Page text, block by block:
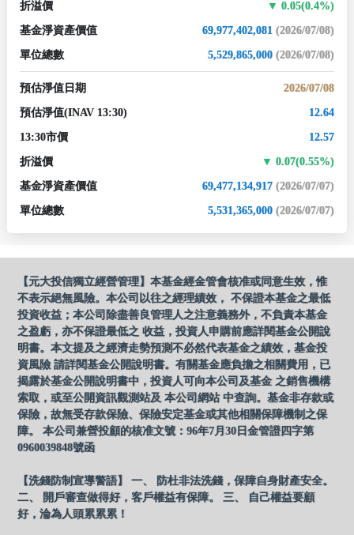
折溢價 0.05(0.4%)
基金淨資產價值 69,977,402,081 (2026/07/08)
單位總數 5,529,865,000 (2026/07/08)
預估淨值日期 2026/07/08
預估淨值(INAV 13:30) 12.64
13:30市價 12.57
折溢價 0.07(0.55%)
基金淨資產價值 69,477,134,917 (2026/07/07)
單位總數 5,531,365,000 (2026/07/07)
【元大投信獨立經營管理】本基金經金管會核准或同意生效，惟
不表示絕無風險。本公司以往之經理績效， 不保證本基金之最低
投資收益；本公司除盡善良管理人之注意義務外，不負責本基金
之盈虧，亦不保證最低之 收益，投資人申購前應詳閱基金公開說
明書。本文提及之經濟走勢預測不必然代表基金之績效，基金投
資風險 請詳閱基金公開說明書。有關基金應負擔之相關費用，已
揭露於基金公開說明書中，投資人可向本公司及基金 之銷售機構
索取，或至公開資訊觀測站及 本公司網站 中查詢。基金非存款或
保險，故無受存款保險、保險安定基金或其他相關保障機制之保
障。 本公司兼營投顧的核准文號：96年7月30日金管證四字第
0960039848號函
【洗錢防制宣導警語】 一、 防杜非法洗錢，保障自身財產安全。
二、 開戶審查做得好，客戶權益有保障。 三、 自己權益要顧
好，淪為人頭累累累！